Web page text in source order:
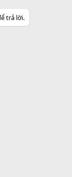
trả lời.